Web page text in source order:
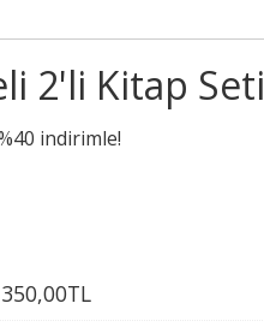
2'li Kitap Seti
indirimle!
350,00TL